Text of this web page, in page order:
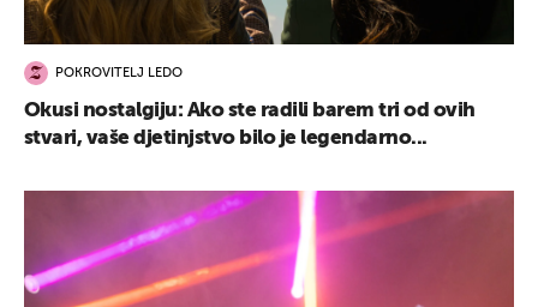
POKROVITELJ LEDO
Okusi nostalgiju: Ako ste radili barem tri od ovih
stvari, vaše djetinjstvo bilo je legendarno...